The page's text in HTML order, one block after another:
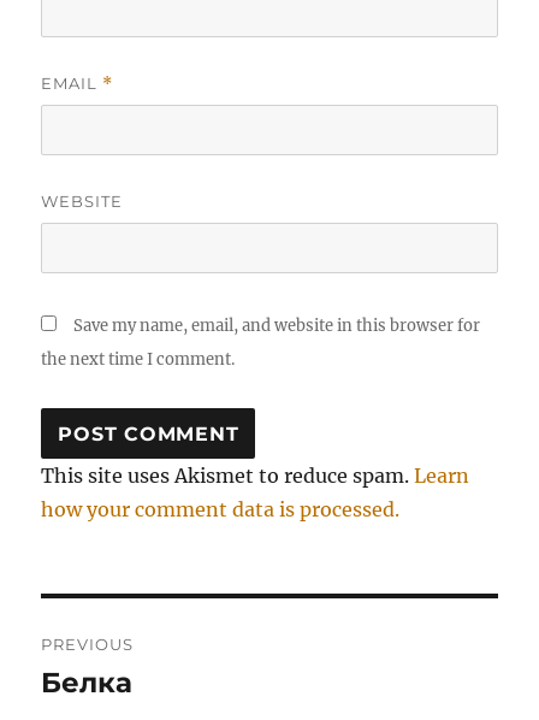
EMAIL *
WEBSITE
Save my name, email, and website in this browser for
the next time I comment.
This site uses Akismet to reduce spam.Learn
how your comment data is processed.
navigation
PREVIOUS
Previous
Белка